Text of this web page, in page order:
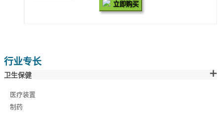
立即购买
行业专长
卫生保健
医疗装置
制药